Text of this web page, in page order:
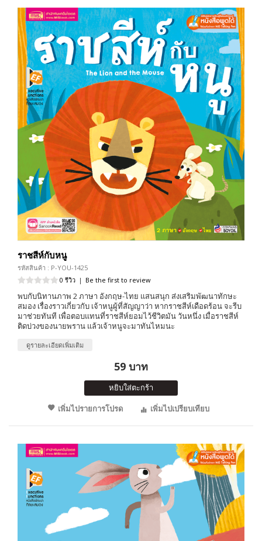
ราชสีห์กับหนู
รหัสสินค้า : P-YOU-1425
0 รีวิว | Be the first to review
พบกับนิทานภาพ 2 ภาษา อังกฤษ-ไทย แสนสนุก ส่งเสริมพัฒนาทักษะ
สมอง เรื่องราวเกี่ยวกับ เจ้าหนูผู้ที่สัญญาว่า หากราชสีห์เดือดร้อน จะรีบ
มาช่วยทันที เพื่อตอบแทนที่ราชสีห์ยอมไว้ชีวิตมัน วันหนึ่ง เมื่อราชสีห์
ติดบ่วงของนายพราน แล้วเจ้าหนูจะมาทันไหมนะ
ดูรายละเอียดเพิ่มเติม
59 บาท
หยิบใส่ตะกร้า
เพิ่มไปรายการโปรด
เพิ่มไปเปรียบเทียบ